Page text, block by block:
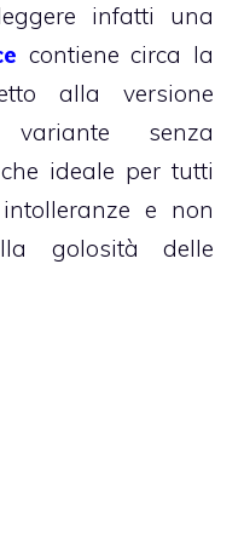
infatti una
contiene circa la
alla versione
variante senza
ideale per tutti
e non
golosità delle